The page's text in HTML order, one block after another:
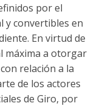
por el
y convertibles en
En virtud de
máxima a otorgar
relación a la
de los actores
de Giro, por